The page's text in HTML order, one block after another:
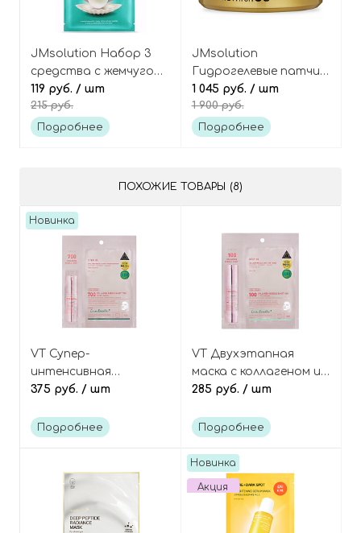
JMsolution Набор 3
средства с жемчугом:
эссенция, тканевая
маска и крем Marine
Luminous Pearl Deep
119 руб. / шт
215 руб.
Подробнее
JMsolution
Гидрогелевые патчи с
золотым коконом
шелкопряда Golden
cocoon home esthetic
1 045 руб. / шт
1 900 руб.
Подробнее
ПОХОЖИЕ ТОВАРЫ (8)
Новинка
VT Супер-
интенсивная
двухэтапная маска с
микроиглами,
375 руб. / шт
Подробнее
VT Двухэтапная
маска с коллагеном и
микроиглами,
Reedle Shot 100 2step
285 руб. / шт
Подробнее
Новинка
Акция